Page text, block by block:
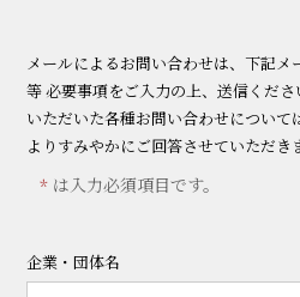
メールによるお問い合わせは、下記
等 必要事項をご入力の上、送信くださ
いただいた各種お問い合わせについ
よりすみやかにご回答させていただき
は入力必須項目です。
企業・団体名